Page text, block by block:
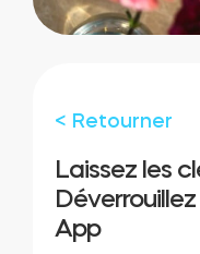
Accessoires
< Retourner
Laissez les
App